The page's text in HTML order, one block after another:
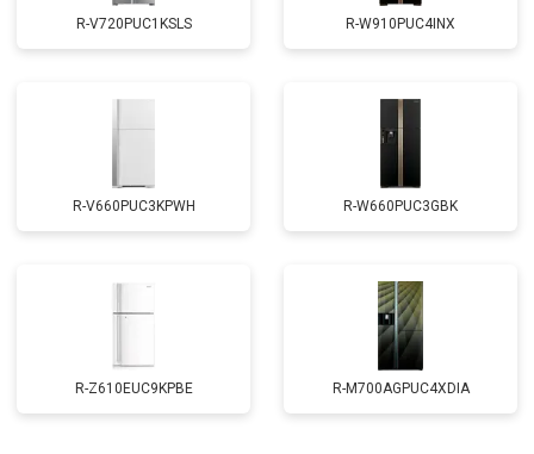
R-V720PUC1KSLS R-W910PUC4INX
R-V660PUC3KPWH R-W660PUC3GBK
R-Z610EUC9KPBE R-M700AGPUC4XDIA